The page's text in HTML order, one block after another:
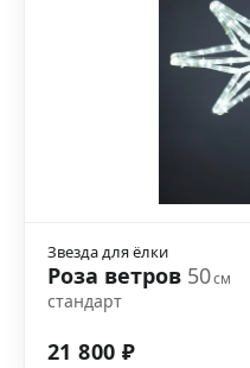
Звезда для ёлки
Роза ветров 50см
стандарт
21 800 ₽